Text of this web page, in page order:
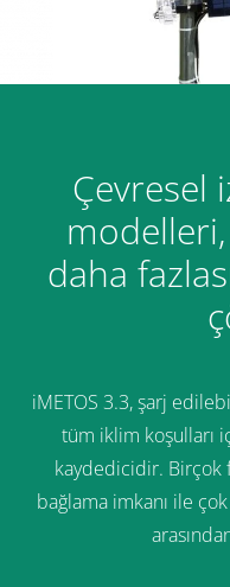
Çevresel
daha
iMETOS 3.3, şarj
tüm iklim koşulları
kaydedicidir. Birçok
bağlama imkanı ile